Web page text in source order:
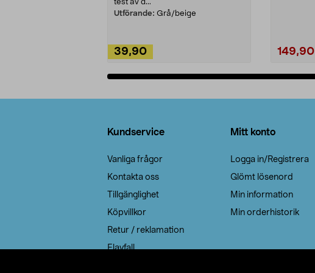
test av d...
Utförande: Grå/beige
39,90 149,90
Kundservice
Vanliga frågor
Kontakta oss
Tillgänglighet
Köpvillkor
Retur / reklamation
Elavfall
Mitt konto
Logga in/Registrera
Glömt lösenord
Min information
Min orderhistorik